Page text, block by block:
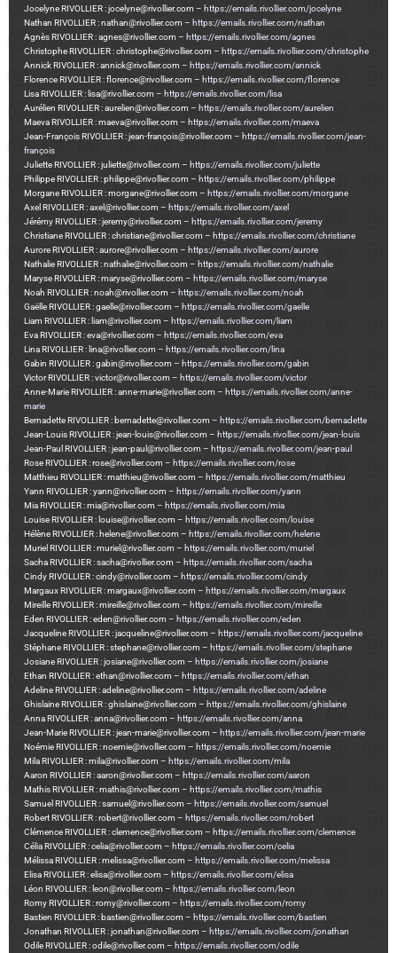
Jocelyne RIVOLLIER : jocelyne@rivollier.com – https://emails.rivollier.com/jocelyne
Nathan RIVOLLIER : nathan@rivollier.com – https://emails.rivollier.com/nathan
Agnès RIVOLLIER : agnes@rivollier.com – https://emails.rivollier.com/agnes
Christophe RIVOLLIER : christophe@rivollier.com – https://emails.rivollier.com/christophe
Annick RIVOLLIER : annick@rivollier.com – https://emails.rivollier.com/annick
Florence RIVOLLIER : florence@rivollier.com – https://emails.rivollier.com/florence
Lisa RIVOLLIER : lisa@rivollier.com – https://emails.rivollier.com/lisa
Aurélien RIVOLLIER : aurelien@rivollier.com – https://emails.rivollier.com/aurelien
Maeva RIVOLLIER : maeva@rivollier.com – https://emails.rivollier.com/maeva
Jean-François RIVOLLIER : jean-françois@rivollier.com – https://emails.rivollier.com/jean-
françois
Juliette RIVOLLIER : juliette@rivollier.com – https://emails.rivollier.com/juliette
Philippe RIVOLLIER : philippe@rivollier.com – https://emails.rivollier.com/philippe
Morgane RIVOLLIER : morgane@rivollier.com – https://emails.rivollier.com/morgane
Axel RIVOLLIER : axel@rivollier.com – https://emails.rivollier.com/axel
Jérémy RIVOLLIER : jeremy@rivollier.com – https://emails.rivollier.com/jeremy
Christiane RIVOLLIER : christiane@rivollier.com – https://emails.rivollier.com/christiane
Aurore RIVOLLIER : aurore@rivollier.com – https://emails.rivollier.com/aurore
Nathalie RIVOLLIER : nathalie@rivollier.com – https://emails.rivollier.com/nathalie
Maryse RIVOLLIER : maryse@rivollier.com – https://emails.rivollier.com/maryse
Noah RIVOLLIER : noah@rivollier.com – https://emails.rivollier.com/noah
Gaëlle RIVOLLIER : gaelle@rivollier.com – https://emails.rivollier.com/gaelle
Liam RIVOLLIER : liam@rivollier.com – https://emails.rivollier.com/liam
Eva RIVOLLIER : eva@rivollier.com – https://emails.rivollier.com/eva
Lina RIVOLLIER : lina@rivollier.com – https://emails.rivollier.com/lina
Gabin RIVOLLIER : gabin@rivollier.com – https://emails.rivollier.com/gabin
Victor RIVOLLIER : victor@rivollier.com – https://emails.rivollier.com/victor
Anne-Marie RIVOLLIER : anne-marie@rivollier.com – https://emails.rivollier.com/anne-
marie
Bernadette RIVOLLIER : bernadette@rivollier.com – https://emails.rivollier.com/bernadette
Jean-Louis RIVOLLIER : jean-louis@rivollier.com – https://emails.rivollier.com/jean-louis
Jean-Paul RIVOLLIER : jean-paul@rivollier.com – https://emails.rivollier.com/jean-paul
Rose RIVOLLIER : rose@rivollier.com – https://emails.rivollier.com/rose
Matthieu RIVOLLIER : matthieu@rivollier.com – https://emails.rivollier.com/matthieu
Yann RIVOLLIER : yann@rivollier.com – https://emails.rivollier.com/yann
Mia RIVOLLIER : mia@rivollier.com – https://emails.rivollier.com/mia
Louise RIVOLLIER : louise@rivollier.com – https://emails.rivollier.com/louise
Hélène RIVOLLIER : helene@rivollier.com – https://emails.rivollier.com/helene
Muriel RIVOLLIER : muriel@rivollier.com – https://emails.rivollier.com/muriel
Sacha RIVOLLIER : sacha@rivollier.com – https://emails.rivollier.com/sacha
Cindy RIVOLLIER : cindy@rivollier.com – https://emails.rivollier.com/cindy
Margaux RIVOLLIER : margaux@rivollier.com – https://emails.rivollier.com/margaux
Mireille RIVOLLIER : mireille@rivollier.com – https://emails.rivollier.com/mireille
Eden RIVOLLIER : eden@rivollier.com – https://emails.rivollier.com/eden
Jacqueline RIVOLLIER : jacqueline@rivollier.com – https://emails.rivollier.com/jacqueline
Stéphane RIVOLLIER : stephane@rivollier.com – https://emails.rivollier.com/stephane
Josiane RIVOLLIER : josiane@rivollier.com – https://emails.rivollier.com/josiane
Ethan RIVOLLIER : ethan@rivollier.com – https://emails.rivollier.com/ethan
Adeline RIVOLLIER : adeline@rivollier.com – https://emails.rivollier.com/adeline
Ghislaine RIVOLLIER : ghislaine@rivollier.com – https://emails.rivollier.com/ghislaine
Anna RIVOLLIER : anna@rivollier.com – https://emails.rivollier.com/anna
Jean-Marie RIVOLLIER : jean-marie@rivollier.com – https://emails.rivollier.com/jean-marie
Noémie RIVOLLIER : noemie@rivollier.com – https://emails.rivollier.com/noemie
Mila RIVOLLIER : mila@rivollier.com – https://emails.rivollier.com/mila
Aaron RIVOLLIER : aaron@rivollier.com – https://emails.rivollier.com/aaron
Mathis RIVOLLIER : mathis@rivollier.com – https://emails.rivollier.com/mathis
Samuel RIVOLLIER : samuel@rivollier.com – https://emails.rivollier.com/samuel
Robert RIVOLLIER : robert@rivollier.com – https://emails.rivollier.com/robert
Clémence RIVOLLIER : clemence@rivollier.com – https://emails.rivollier.com/clemence
Célia RIVOLLIER : celia@rivollier.com – https://emails.rivollier.com/celia
Mélissa RIVOLLIER : melissa@rivollier.com – https://emails.rivollier.com/melissa
Elisa RIVOLLIER : elisa@rivollier.com – https://emails.rivollier.com/elisa
Léon RIVOLLIER : leon@rivollier.com – https://emails.rivollier.com/leon
Romy RIVOLLIER : romy@rivollier.com – https://emails.rivollier.com/romy
Bastien RIVOLLIER : bastien@rivollier.com – https://emails.rivollier.com/bastien
Jonathan RIVOLLIER : jonathan@rivollier.com – https://emails.rivollier.com/jonathan
Odile RIVOLLIER : odile@rivollier.com – https://emails.rivollier.com/odile